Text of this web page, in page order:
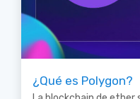
¿Qué es Polygon?